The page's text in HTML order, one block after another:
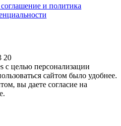
соглашение и политика
20
с целью персонализации
сайтом было удобнее.
вы даете согласие на